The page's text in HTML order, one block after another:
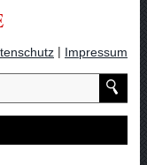
| Impressum